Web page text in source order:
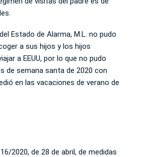
Estado de Alarma, M.L. no pudo
a sus hijos y los hijos
a EEUU, por lo que no pudo
de semana santa de 2020 con
en las vacaciones de verano de
2020, de 28 de abril, de medidas